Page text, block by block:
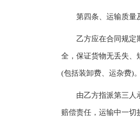
第四条、运输质量
乙方应在合同规定期
全，保证货物无丢失、
(包括装卸费、运杂费)
由乙方指派第三人承
赔偿责任，运输中一切